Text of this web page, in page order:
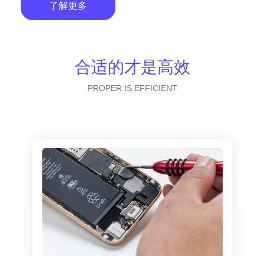
了解更多
合适的才是高效
PROPER IS EFFICIENT